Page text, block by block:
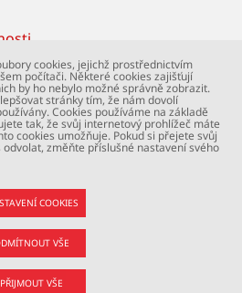
2. lékařská fakulta. Všechna
2. LF a Shutterstock.com.
cookies, jejichž prostřednictvím
počítači. Některé cookies zajišťují
by ho nebylo možné správně zobrazit.
stránky tím, že nám dovolí
Cookies používáme na základě
tak, že svůj internetový prohlížeč máte
cookies umožňuje. Pokud si přejete svůj
změňte příslušné nastavení svého
COOKIES
VŠE
PŘIJMOUT VŠE